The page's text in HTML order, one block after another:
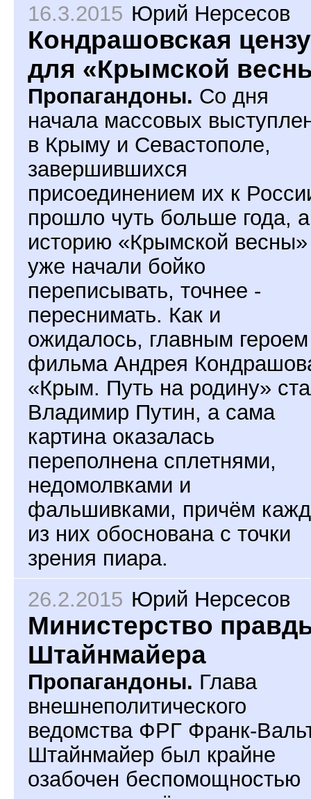
16.3.2015 Юрий Нерсесов
Кондрашовская
для «Крымской
Пропагандоны. Со дня
начала массовых
в Крыму и Севастополе,
завершившихся
присоединением их к
прошло чуть больше года, а
историю «Крымской весны»
уже начали бойко
переписывать, точнее -
переснимать. Как и
ожидалось, главным героем
фильма Андрея
«Крым. Путь на родину»
Владимир Путин, а сама
картина оказалась
переполнена сплетнями,
недомолвками и
фальшивками, причём
из них обоснована с точки
зрения пиара.
26.2.2015 Юрий Нерсесов
Министерство
Штайнмайера
Пропагандоны. Глава
внешнеполитического
ведомства ФРГ Франк-
Штайнмайер был крайне
озабочен беспомощностью